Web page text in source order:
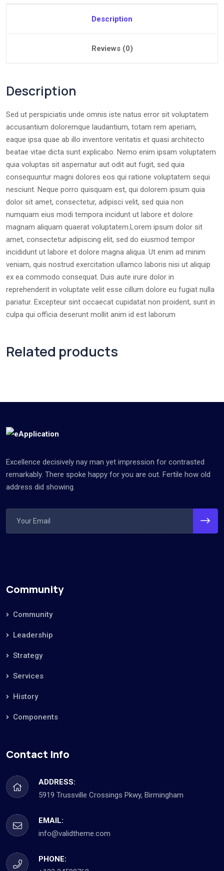
Description
Reviews (0)
Description
Sed ut perspiciatis unde omnis iste natus error sit voluptatem
accusantium doloremque laudantium, totam rem aperiam,
eaque ipsa quae ab illo inventore veritatis et quasi architecto
beatae vitae dicta sunt explicabo. Nemo enim ipsam voluptatem
quia voluptas sit aspernatur aut odit aut fugit, sed quia
consequuntur magni dolores eos qui ratione voluptatem sequi
nesciunt. Neque porro quisquam est, qui dolorem ipsum quia
dolor sit amet, consectetur, adipisci velit, sed quia non
numquam eius modi tempora incidunt ut labore et dolore
magnam aliquam quaerat voluptatem.Lorem ipsum dolor sit
amet, consectetur adipiscing elit, sed do eiusmod tempor
incididunt ut labore et dolore magna aliqua. Ut enim ad minim
veniam, quis nostrud exercitation ullamco laboris nisi ut aliquip
ex ea commodo consequat. Duis aute irure dolor in
reprehenderit in voluptate velit esse cillum dolore eu fugiat nulla
pariatur. Excepteur sint occaecat cupidatat non proident, sunt in
culpa qui officia deserunt mollit anim id est laborum
Related products
Excellence decisively nay man yet impression for contrasted
remarkably. There spoke happy for you are out. Fertile how old
address did showing.
Community
Community
Leadership
Strategy
Services
History
Components
Contact Info
ADDRESS:
5919 Trussville Crossings Pkwy, Birmingham
EMAIL:
info@validtheme.com
PHONE: